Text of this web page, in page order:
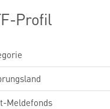
Profil
Meldefonds